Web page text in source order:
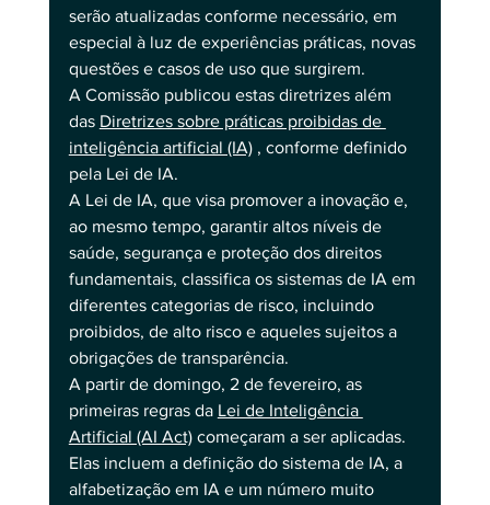
serão atualizadas conforme necessário, em
especial à luz de experiências práticas, novas
questões e casos de uso que surgirem.
A Comissão publicou estas diretrizes além
das Diretrizes sobre práticas proibidas de
inteligência artificial (IA) , conforme definido
pela Lei de IA.
A Lei de IA, que visa promover a inovação e,
ao mesmo tempo, garantir altos níveis de
saúde, segurança e proteção dos direitos
fundamentais, classifica os sistemas de IA em
diferentes categorias de risco, incluindo
proibidos, de alto risco e aqueles sujeitos a
obrigações de transparência.
A partir de domingo, 2 de fevereiro, as
primeiras regras da Lei de Inteligência
Artificial (AI Act) começaram a ser aplicadas.
Elas incluem a definição do sistema de IA, a
alfabetização em IA e um número muito